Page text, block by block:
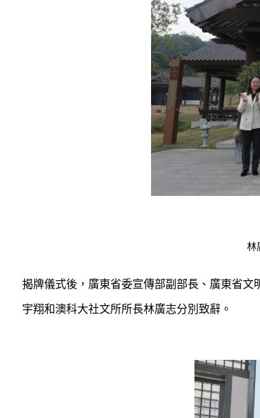
林
揭牌儀式後，廣東省委宣傳部副部長、廣東省
宇翔和澳科大社文所所長林廣志分別致辭。